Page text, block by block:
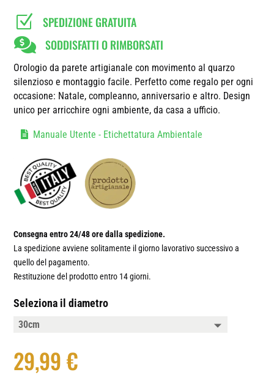
Z SPEDIZIONE GRATUITA
 SODDISFATTI O RIMBORSATI
Orologio da parete artigianale con movimento al quarzo
silenzioso e montaggio facile. Perfetto come regalo per ogni
occasione: Natale, compleanno, anniversario e altro. Design
unico per arricchire ogni ambiente, da casa a ufficio.
Manuale Utente - Etichettatura Ambientale
Consegna entro 24/48 ore dalla spedizione.
La spedizione avviene solitamente il giorno lavorativo successivo a
quello del pagamento.
Restituzione del prodotto entro 14 giorni.
Seleziona il diametro
29,99€